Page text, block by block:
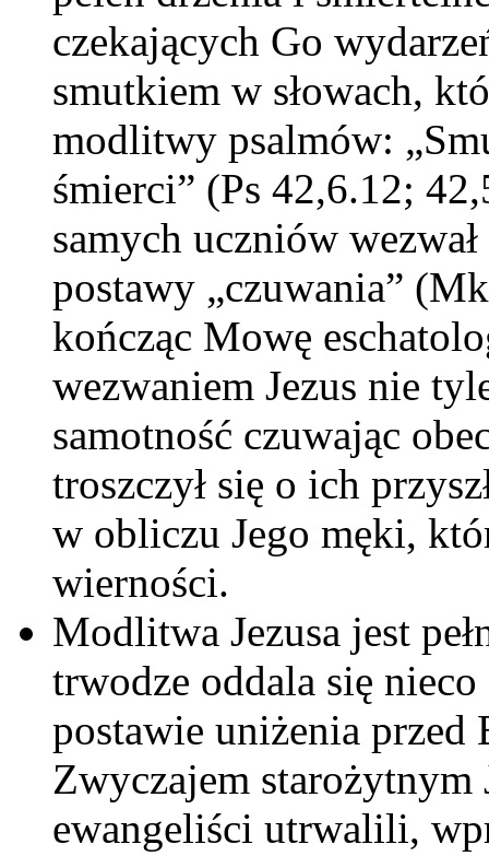
czekających Go
smutkiem w słowach,
modlitwy psalmów:
śmierci” (Ps 42,6.12;
samych uczniów
postawy „czuwania”
kończąc Mowę
wezwaniem Jezus nie
samotność czuwając
troszczył się o ich
w obliczu Jego męki,
wierności.
Modlitwa Jezusa jest
trwodze oddala się
postawie uniżenia przed
Zwyczajem starożytnym
ewangeliści utrwalili,